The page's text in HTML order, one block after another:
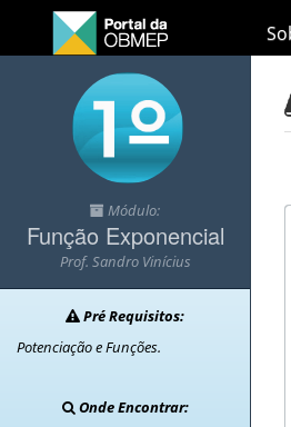
Módulo:
Função Exponencial
Prof. Sandro Vinícius
Pré Requisitos:
Potenciação e Funções.
Onde Encontrar: